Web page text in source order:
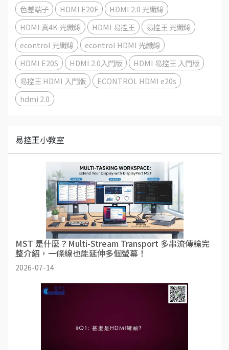
色差端子
HDMI E20F
HDMI 2.0 光纖線
HDMI 真4K 光纖線
HDMI 易控王
易控王 光纖線
econtrol 光纖線
econtrol HDMI 光纖線
HDMI E20S
HDMI 2.0入門版
HDMI 易控王 入門版
易控王 HDMI 入門版
ECONTROL HDMI e20s
hdmi 2.0
易控王小教室
MST 是什麼？Multi-Stream Transport 多串流傳輸完
整介紹，一條線也能延伸多個螢幕！
2026-07-14